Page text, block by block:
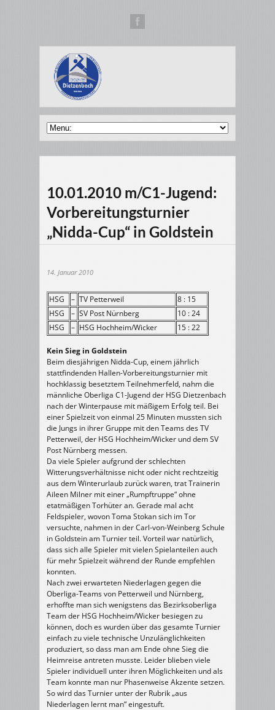
10.01.2010 m/C1-Jugend:
Vorbereitungsturnier
„Nidda-Cup“ in Goldstein
14. Januar 2010
HSG – TV Petterweil
8 : 15
HSG
– SV Post Nürnberg
10 : 24
HSG
– HSG Hochheim/Wicker 15 : 22
Kein Sieg in Goldstein
Beim diesjährigen Nidda-Cup, einem jährlich
stattfindenden Hallen-Vorbereitungsturnier mit
hochklassig besetztem Teilnehmerfeld, nahm die
männliche Oberliga C1-Jugend der HSG Dietzenbach
nach der Winterpause mit mäßigem Erfolg teil. Bei
einer Spielzeit von einmal 25 Minuten mussten sich
die Jungs in ihrer Gruppe mit den Teams des TV
Petterweil, der HSG Hochheim/Wicker und dem SV
Post Nürnberg messen.
Da viele Spieler aufgrund der schlechten
Witterungsverhältnisse nicht oder nicht rechtzeitig
aus dem Winterurlaub zurück waren, trat Trainerin
Aileen Milner mit einer „Rumpftruppe“ ohne
etatmäßigen Torhüter an. Gerade mal acht
Feldspieler, wovon Toma Stokan sich im Tor
versuchte, nahmen in der Carl-von-Weinberg Schule
in Goldstein am Turnier teil. Vorteil war natürlich,
dass sich alle Spieler mit vielen Spielanteilen auch
für mehr Spielzeit während der Runde empfehlen
konnten.
Nach zwei erwarteten Niederlagen gegen die
Oberliga-Teams von Petterweil und Nürnberg,
erhoffte man sich wenigstens das Bezirksoberliga
Team der HSG Hochheim/Wicker besiegen zu
können, doch es wurden über das gesamte Turnier
einfach zu viele technische Unzulänglichkeiten
produziert, so dass man am Ende ohne Sieg die
Heimreise antreten musste. Leider blieben viele
Spieler individuell unter ihren Möglichkeiten und als
Team konnte man nur Phasenweise Akzente setzen.
So wird das Turnier unter der Rubrik „aus
Niederlagen lernt man“ eingestuft.